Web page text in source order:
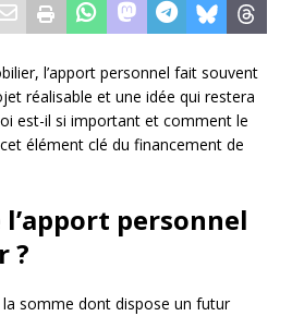
l’apport personnel fait souvent
réalisable et une idée qui restera
est-il si important et comment le
élément clé du financement de
l’apport personnel
?
somme dont dispose un futur